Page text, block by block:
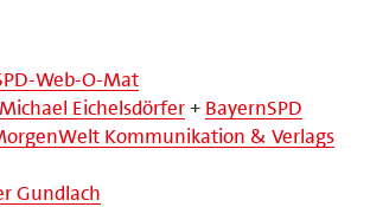
Web-O-Mat
Michael Eichelsdörfer+ BayernSPD
Kommunikation & Verlags
Gundlach